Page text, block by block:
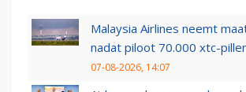
Malaysia Airlines neemt
nadat piloot 70.000 xtc-
07-08-2026, 14:07